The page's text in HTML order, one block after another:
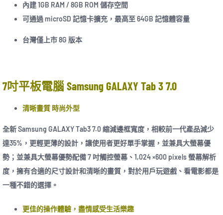
內建 1GB RAM / 8GB ROM 儲存空間
可通過 microSD 記憶卡擴充，最高至 64GB 記憶體容量
台灣僅上市 8G 版本
7吋平板電腦 Samsung GALAXY Tab 3 7.0
清晰畫質 時尚外型
全新 Samsung GALAXY Tab3 7.0 縮減邊框寬度，相較前一代產品減少
達35%，更輕更薄的設計，讓使用者更好單手掌握，並兼具大螢幕優
勢；並兼具大螢幕優勢配備 7 吋觸控螢幕、1,024 ×600 pixels 螢幕解析
度，擁有合適的尺寸設計和清晰的畫質，對於用戶玩遊戲、看電影都是
一種不錯的選擇。
更佳的操作體驗，盡情感受生活樂趣